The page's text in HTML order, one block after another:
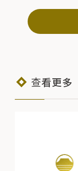
查看更多